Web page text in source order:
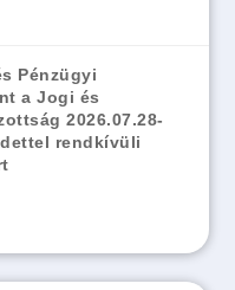
Pénzügyi
a Jogi és
2026.07.28-
rendkívüli